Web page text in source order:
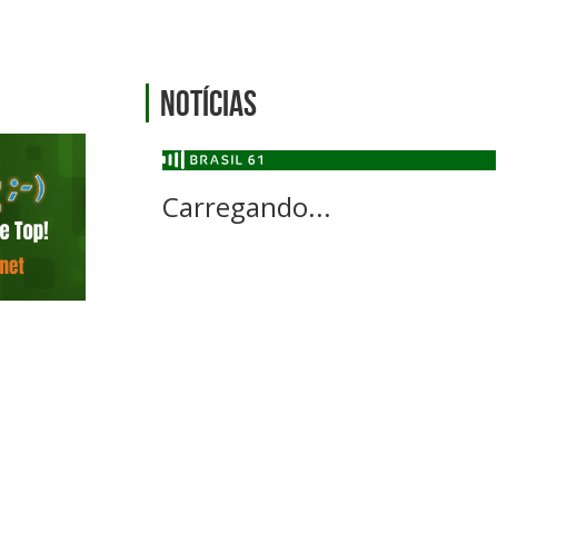
Notícias
Carregando...